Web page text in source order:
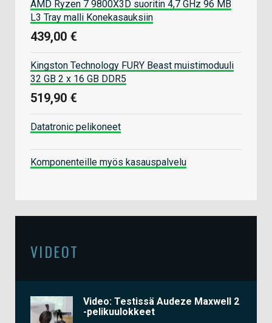
AMD Ryzen 7 9800X3D suoritin 4,7 GHz 96 MB
L3 Tray malli Konekasauksiin
439,00 €
Kingston Technology FURY Beast muistimoduuli
32 GB 2 x 16 GB DDR5
519,90 €
Datatronic pelikoneet
Komponenteille myös kasauspalvelu
VIDEOT
Video: Testissä Audeze Maxwell 2
-pelikuulokkeet